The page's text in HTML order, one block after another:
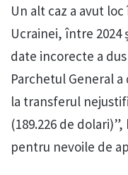
Un alt caz a avut
Ucrainei, între 2024
date incorecte a
Parchetul General
la transferul
(189.226 de
pentru nevoile de